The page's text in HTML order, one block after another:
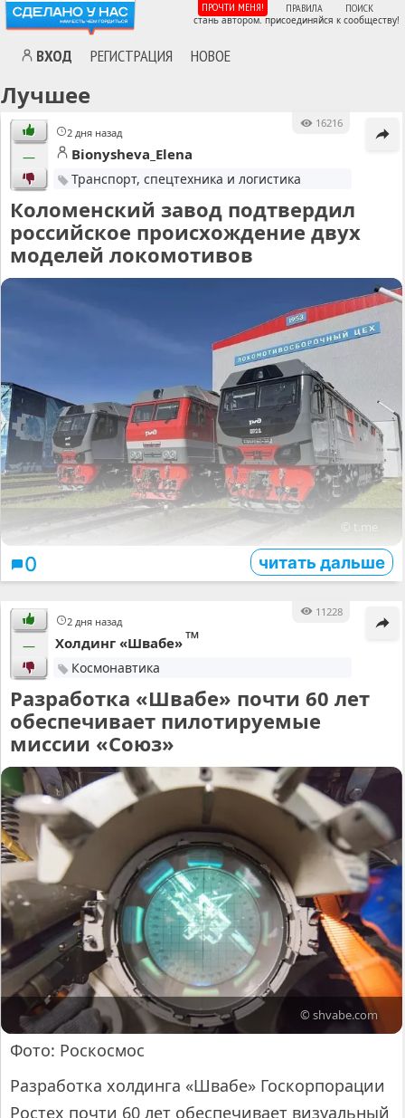
ВХОД РЕГИСТРАЦИЯ НОВОЕ
ПРОЧТИ МЕНЯ! ПРАВИЛА ПОИСК
стань автором. присоединяйся к сообществу!
Лучшее
2 дня назад
16216
— Bionysheva_Elena
Транспорт, спецтехника и логистика
Коломенский завод подтвердил
российское происхождение двух
моделей локомотивов
© t.me
0 читать дальше
2 дня назад
11228
— Холдинг «Швабе»™
Космонавтика
Разработка «Швабе» почти 60 лет
обеспечивает пилотируемые
миссии «Союз»
© shvabe.com
Фото: Роскосмос
Разработка холдинга «Швабе» Госкорпорации
Ростех почти 60 лет обеспечивает визуальный